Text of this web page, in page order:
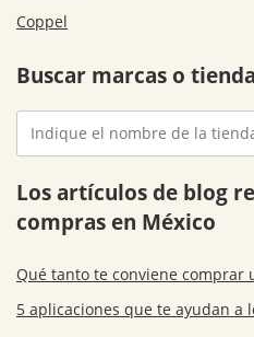
Coppel
Buscar marcas o
Los artículos de blog
compras en México
Qué tanto te conviene comprar
5 aplicaciones que te ayudan a